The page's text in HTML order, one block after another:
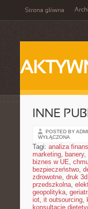
Strona główna
INNE
POSTED BY
WYŁĄCZONA
Tagi: analiza
marketing, banery,
biznes w UE,
bezpieczeństwo,
zdrowotne, druk 3d
przedszkolna,
geopolityka,
iot, it outsourcing,
konsultacje